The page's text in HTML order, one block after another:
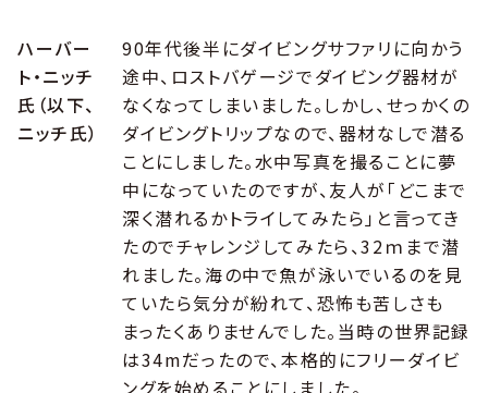
ハーバー
ト・ニッチ
氏（以下、
ニッチ氏）
90年代後半にダイビングサファリに向かう
途中、ロストバゲージでダイビング器材が
なくなってしまいました。しかし、せっかくの
ダイビングトリップなので、器材なしで潜る
ことにしました。水中写真を撮ることに夢
中になっていたのですが、友人が「どこまで
深く潜れるかトライしてみたら」と言ってき
たのでチャレンジしてみたら、32ｍまで潜
れました。海の中で魚が泳いでいるのを見
ていたら気分が紛れて、恐怖も苦しさも
まったくありませんでした。当時の世界記録
は34mだったので、本格的にフリーダイビ